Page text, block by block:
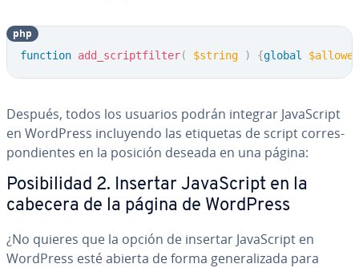
function add_scriptfilter( $string ) {global
php
Después, todos los usuarios podrán integrar Ja­va­S­cri­pt
en WordPress in­clu­ye­n­do las etiquetas de script co­rre­s­
po­n­die­n­tes en la posición deseada en una página:
Po­si­bi­li­dad 2. Insertar Ja­va­S­cri­pt en la
cabecera de la página de WordPress
¿No quieres que la opción de insertar Ja­va­S­cri­pt en
WordPress esté abierta de forma ge­ne­ra­li­za­da para